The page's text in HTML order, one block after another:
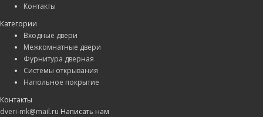
Контакты
Категории
Входные двери
Межкомнатные двери
Фурнитура дверная
Системы открывания
Напольное покрытие
Контакты
dveri-mk@mail.ru Написать нам